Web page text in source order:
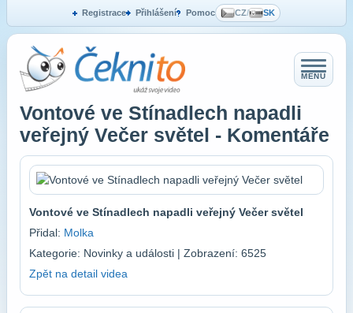
Registrace Přihlášení Pomoc CZ/ SK
MENU
Vontové ve Stínadlech napadli
veřejný Večer světel - Komentáře
Vontové ve Stínadlech napadli veřejný Večer světel
Přidal: Molka
Kategorie: Novinky a události | Zobrazení: 6525
Zpět na detail videa